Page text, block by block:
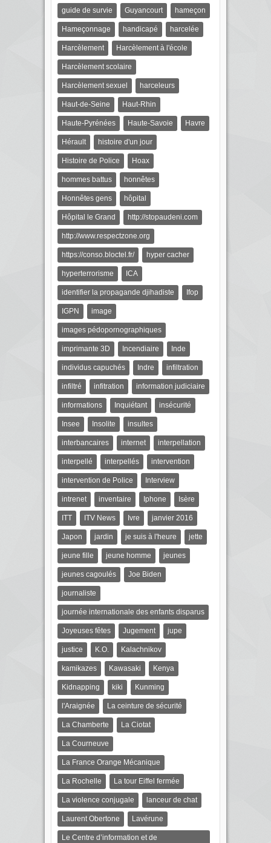
guide de survie Guyancourt hameçon
Hameçonnage handicapé harcelée
Harcèlement Harcèlement à l'école
Harcèlement scolaire
Harcèlement sexuel harceleurs
Haut-de-Seine Haut-Rhin
Haute-Pyrénées Haute-Savoie Havre
Hérault histoire d'un jour
Histoire de Police Hoax
hommes battus honnêtes
Honnêtes gens hôpital
Hôpital le Grand http://stopaudeni.com
http://www.respectzone.org
https://conso.bloctel.fr/ hyper cacher
hyperterrorisme ICA
identifier la propagande djihadiste Ifop
IGPN image
images pédopornographiques
imprimante 3D Incendiaire Inde
individus capuchés Indre infiltration
infiltré infitration information judiciaire
informations Inquiétant insécurité
Insee Insolite insultes
interbancaires internet interpellation
interpellé interpellés intervention
intervention de Police Interview
intrenet inventaire Iphone Isère
ITT ITV News Ivre janvier 2016
Japon jardin je suis à l'heure jette
jeune fille jeune homme jeunes
jeunes cagoulés Joe Biden
journaliste
journée internationale des enfants disparus
Joyeuses fêtes Jugement jupe
justice K.O. Kalachnikov
kamikazes Kawasaki Kenya
Kidnapping kiki Kunming
l'Araignée La ceinture de sécurité
La Chamberte La Ciotat
La Courneuve
La France Orange Mécanique
La Rochelle La tour Eiffel fermée
La violence conjugale lanceur de chat
Laurent Obertone Lavérune
Le Centre d’information et de